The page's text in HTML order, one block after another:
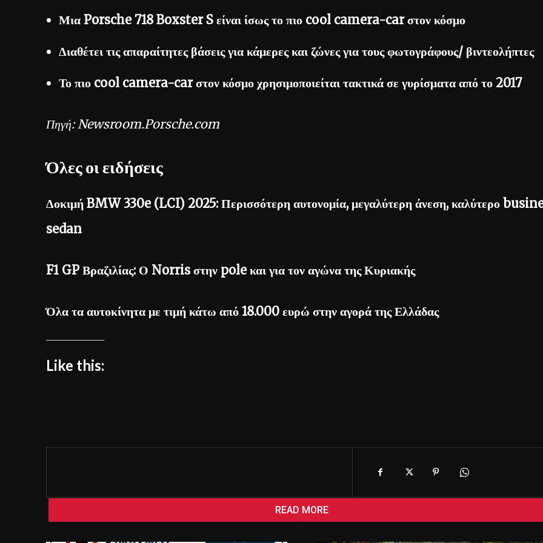
Μια Porsche 718 Boxster S είναι ίσως το πιο cool camera-car στον κόσμο
Διαθέτει τις απαραίτητες βάσεις για κάμερες και ζώνες για τους φωτογράφους/ βιντεολήπτες
Το πιο cool camera-car στον κόσμο χρησιμοποιείται τακτικά σε γυρίσματα από το 2017
Πηγή: Newsroom.Porsche.com
Όλες οι ειδήσεις
Δοκιμή BMW 330e (LCI) 2025: Περισσότερη αυτονομία, μεγαλύτερη άνεση, καλύτερο
sedan
F1 GP Βραζιλίας: Ο Norris στην pole και για τον αγώνα της Κυριακής
Όλα τα αυτοκίνητα με τιμή κάτω από 18.000 ευρώ στην αγορά της Ελλάδας
Like this:
READ MORE